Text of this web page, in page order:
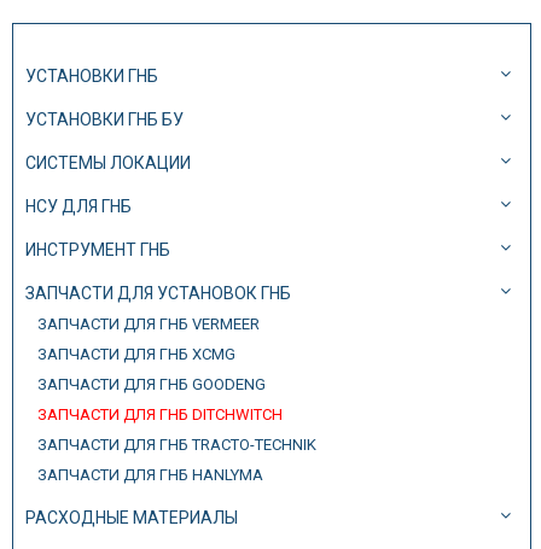
УСТАНОВКИ ГНБ
УСТАНОВКИ ГНБ БУ
СИСТЕМЫ ЛОКАЦИИ
НСУ ДЛЯ ГНБ
ИНСТРУМЕНТ ГНБ
ЗАПЧАСТИ ДЛЯ УСТАНОВОК ГНБ
ЗАПЧАСТИ ДЛЯ ГНБ VERMEER
ЗАПЧАСТИ ДЛЯ ГНБ XCMG
ЗАПЧАСТИ ДЛЯ ГНБ GOODENG
ЗАПЧАСТИ ДЛЯ ГНБ DITCHWITCH
ЗАПЧАСТИ ДЛЯ ГНБ TRACTO-TECHNIK
ЗАПЧАСТИ ДЛЯ ГНБ HANLYMA
РАСХОДНЫЕ МАТЕРИАЛЫ